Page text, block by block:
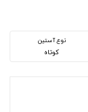
نوع آستین
کوتاه